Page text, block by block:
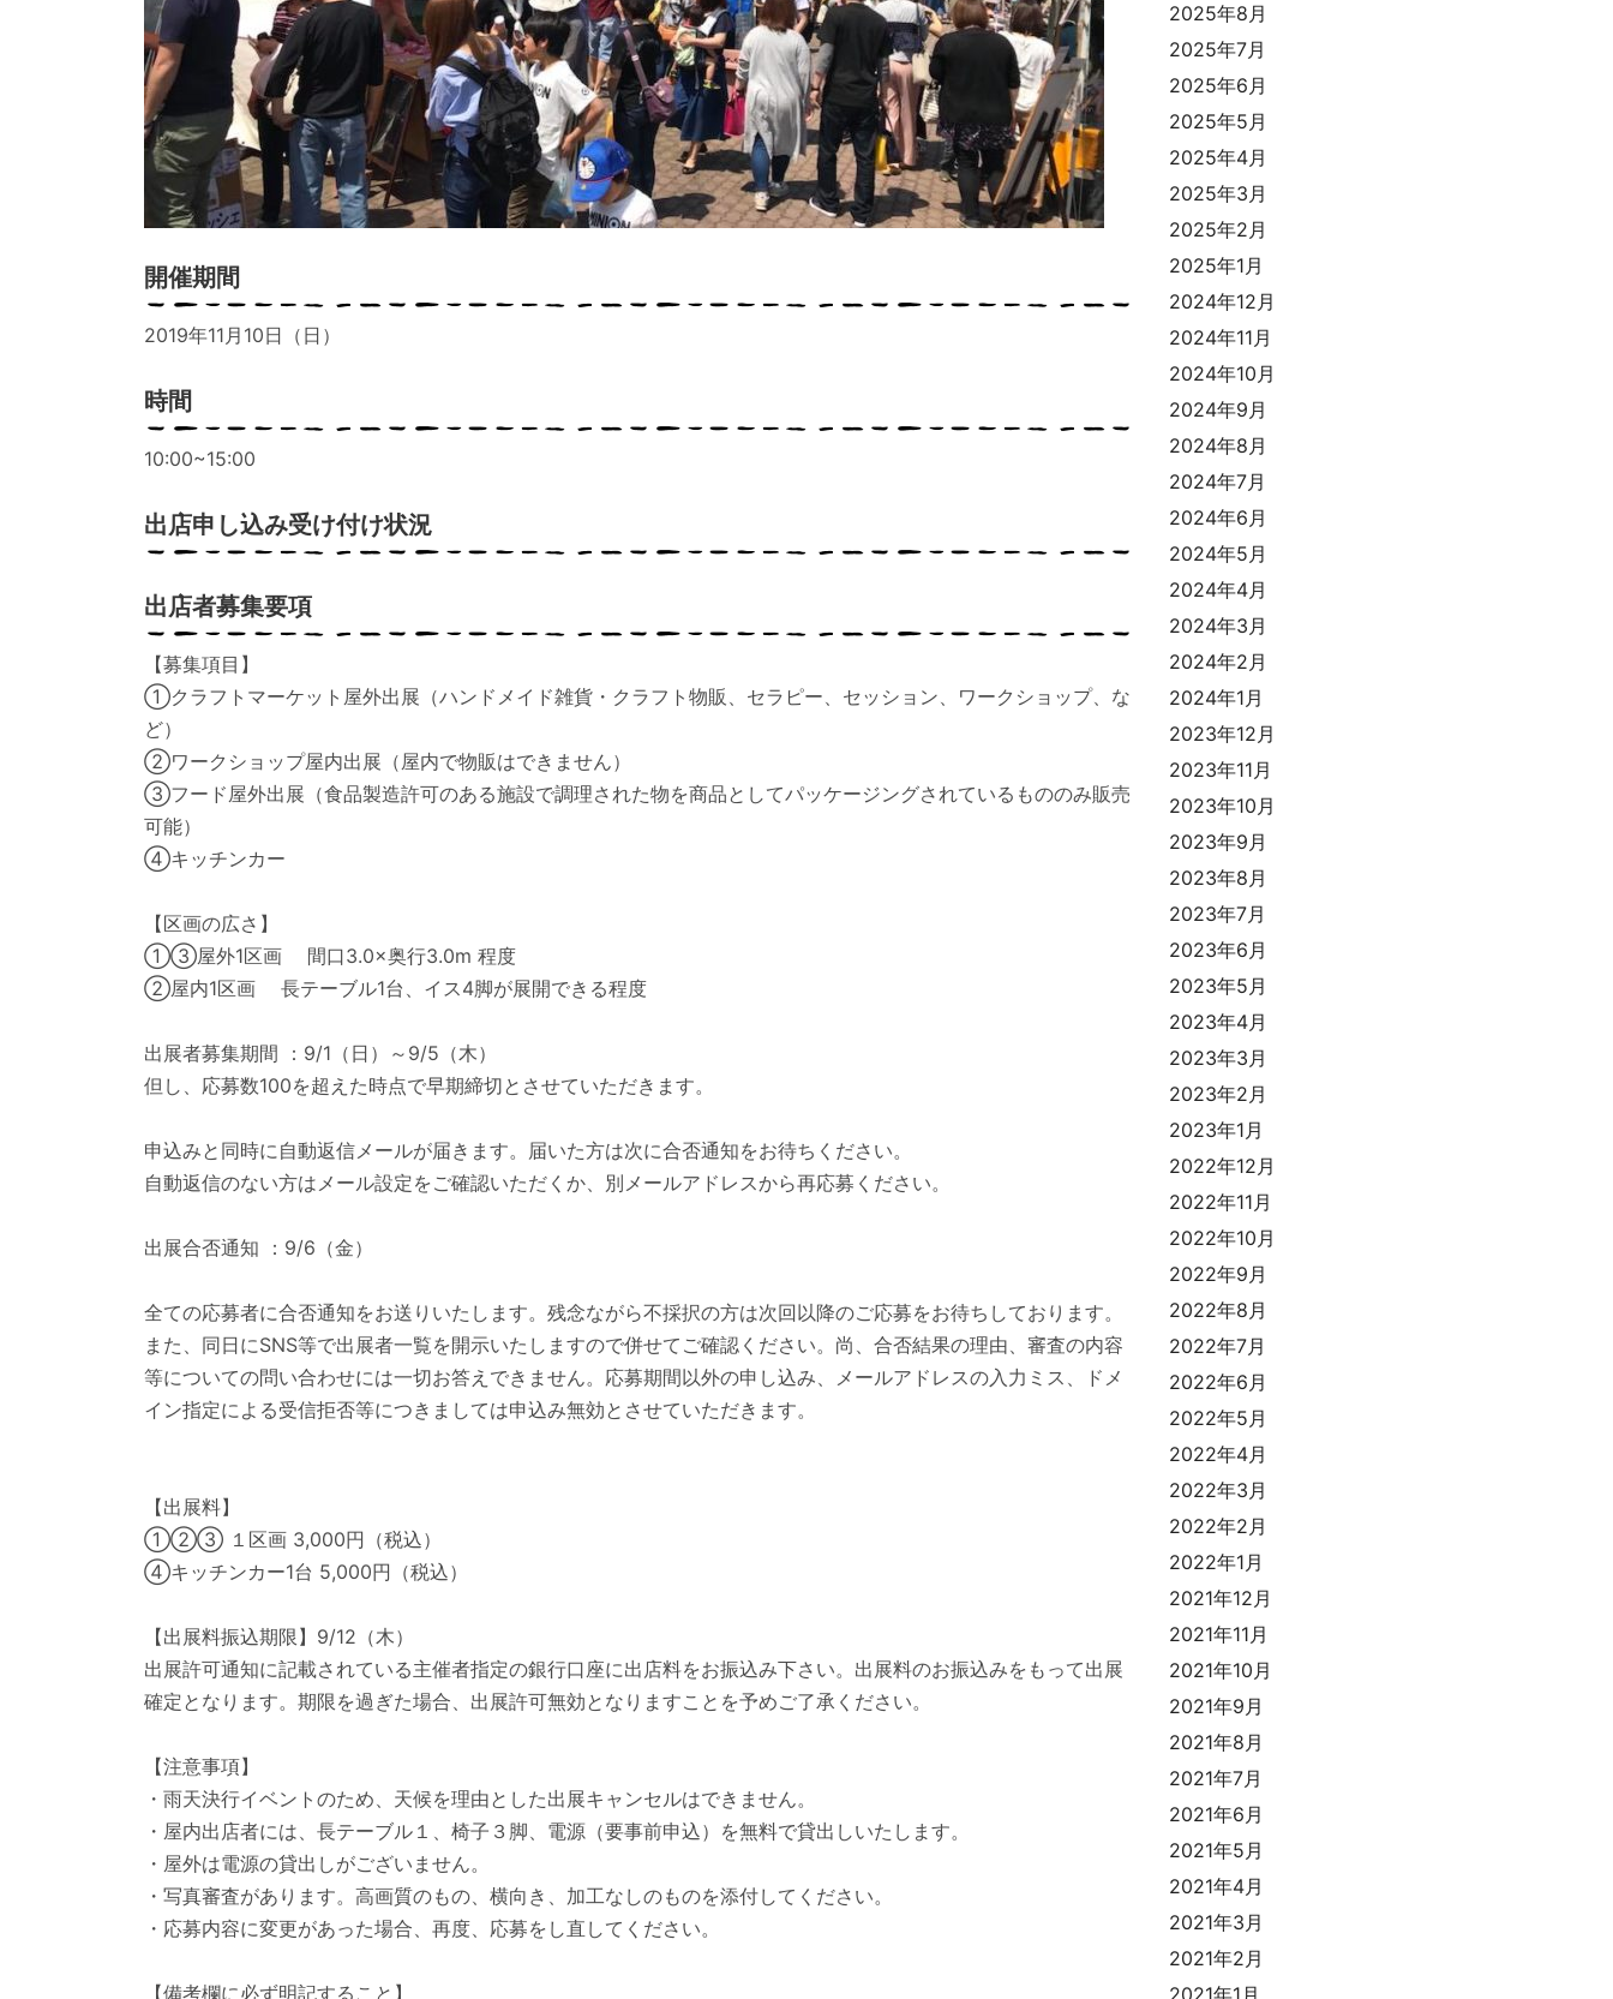
開催期間
2019年11月10日（日）
時間
10:00~15:00
出店申し込み受け付け状況
出店者募集要項
【募集項目】
①クラフトマーケット屋外出展（ハンドメイド雑貨・クラフト物販、セラピー、セッション、ワークショップ、な
ど）
②ワークショップ屋内出展（屋内で物販はできません）
③フード屋外出展（食品製造許可のある施設で調理された物を商品としてパッケージングされているもののみ販売
可能）
④キッチンカー
【区画の広さ】
①③屋外1区画 間口3.0×奥行3.0m 程度
②屋内1区画 長テーブル1台、イス4脚が展開できる程度
出展者募集期間 ：9/1（日）～9/5（木）
但し、応募数100を超えた時点で早期締切とさせていただきます。
申込みと同時に自動返信メールが届きます。届いた方は次に合否通知をお待ちください。
自動返信のない方はメール設定をご確認いただくか、別メールアドレスから再応募ください。
出展合否通知 ：9/6（金）
全ての応募者に合否通知をお送りいたします。残念ながら不採択の方は次回以降のご応募をお待ちしております。
また、同日にSNS等で出展者一覧を開示いたしますので併せてご確認ください。尚、合否結果の理由、審査の内容
等についての問い合わせには一切お答えできません。応募期間以外の申し込み、メールアドレスの入力ミス、ドメ
イン指定による受信拒否等につきましては申込み無効とさせていただきます。
【出展料】
①②③ １区画 3,000円（税込）
④キッチンカー1台 5,000円（税込）
【出展料振込期限】9/12（木）
出展許可通知に記載されている主催者指定の銀行口座に出店料をお振込み下さい。出展料のお振込みをもって出展
確定となります。期限を過ぎた場合、出展許可無効となりますことを予めご了承ください。
【注意事項】
・雨天決行イベントのため、天候を理由とした出展キャンセルはできません。
・屋内出店者には、長テーブル１、椅子３脚、電源（要事前申込）を無料で貸出しいたします。
・屋外は電源の貸出しがございません。
・写真審査があります。高画質のもの、横向き、加工なしのものを添付してください。
・応募内容に変更があった場合、再度、応募をし直してください。
【備考欄に必ず明記すること】
2025年8月
2025年7月
2025年6月
2025年5月
2025年4月
2025年3月
2025年2月
2025年1月
2024年12月
2024年11月
2024年10月
2024年9月
2024年8月
2024年7月
2024年6月
2024年5月
2024年4月
2024年3月
2024年2月
2024年1月
2023年12月
2023年11月
2023年10月
2023年9月
2023年8月
2023年7月
2023年6月
2023年5月
2023年4月
2023年3月
2023年2月
2023年1月
2022年12月
2022年11月
2022年10月
2022年9月
2022年8月
2022年7月
2022年6月
2022年5月
2022年4月
2022年3月
2022年2月
2022年1月
2021年12月
2021年11月
2021年10月
2021年9月
2021年8月
2021年7月
2021年6月
2021年5月
2021年4月
2021年3月
2021年2月
2021年1月